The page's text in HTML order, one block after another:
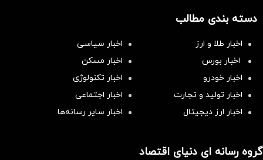
دسته بندی مطالب
اخبار طلا و ارز
اخبار سیاسی
اخبار بورس
اخبار مسکن
اخبار خودرو
اخبار تکنولوژی
اخبار تولید و تجارت
اخبار اجتماعی
اخبار ارز دیجیتال
اخبار سایر رسانه‌‌ها
گروه رسانه ای دنیای اقتصاد